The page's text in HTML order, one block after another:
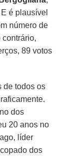
é plausível
número de
contrário,
89 votos
de todos os
dos
20 anos no
líder
dos